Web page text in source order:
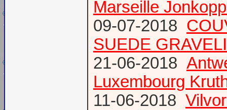
Marseille
09-07-2018
SUEDE
21-06-2018
Luxembourg
11-06-2018